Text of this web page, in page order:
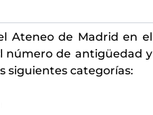
Ateneo de Madrid en el
número de antigüedad y
siguientes categorías: